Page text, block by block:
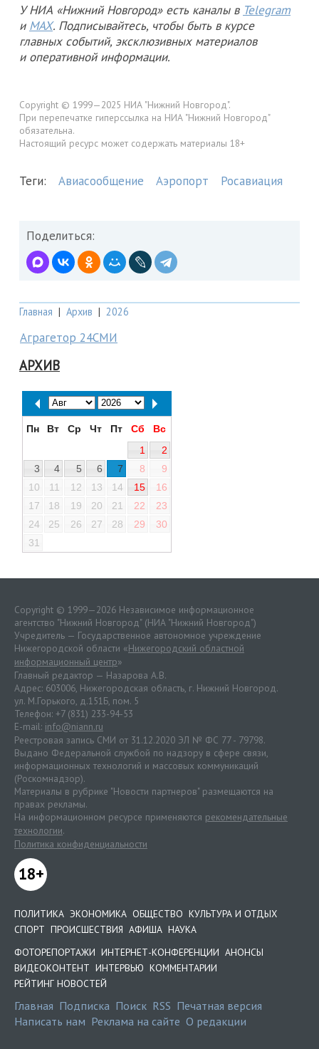
У НИА «Нижний Новгород» есть каналы в Telegram
и MAX. Подписывайтесь, чтобы быть в курсе
главных событий, эксклюзивных материалов
и оперативной информации.
Copyright © 1999—2025 НИА "Нижний Новгород".
При перепечатке гиперссылка на НИА "Нижний Новгород"
обязательна.
Настоящий ресурс может содержать материалы 18+
Теги: Авиасообщение Аэропорт Росавиация
Поделиться:
Главная | Архив | 2026
Аграгетор 24СМИ
АРХИВ
Пн Вт Ср Чт Пт Сб
Вс
1
2
3
4 5 6 7 8
9
10
11 12 13 14 15
16
17
18 19 20 21 22
23
24
25 26 27 28 29
30
31
Copyright © 1999—2026 Независимое информационное
агентство "Нижний Новгород" (НИА "Нижний Новгород")
Учредитель — Государственное автономное учреждение
Нижегородской области «Нижегородский областной
информационный центр»
Главный редактор — Назарова А.В.
Адрес: 603006, Нижегородская область, г. Нижний Новгород.
ул. М.Горького, д.151Б, пом. 5
Телефон: +7 (831) 233-94-53
E-mail: info@niann.ru
Реестровая запись СМИ от 31.12.2020 ЭЛ № ФС 77 - 79798.
Выдано Федеральной службой по надзору в сфере связи,
информационных технологий и массовых коммуникаций
(Роскомнадзор).
Материалы в рубрике "Новости партнеров" размещаются на
правах рекламы.
На информационном ресурсе применяются рекомендательные
технологии.
Политика конфиденциальности
18+
ПОЛИТИКА ЭКОНОМИКА ОБЩЕСТВО КУЛЬТУРА И ОТДЫХ
СПОРТ ПРОИСШЕСТВИЯ АФИША НАУКА
ФОТОРЕПОРТАЖИ ИНТЕРНЕТ-КОНФЕРЕНЦИИ АНОНСЫ
ВИДЕОКОНТЕНТ ИНТЕРВЬЮ КОММЕНТАРИИ
РЕЙТИНГ НОВОСТЕЙ
Главная Подписка Поиск RSS Печатная версия
Написать нам Реклама на сайте О редакции